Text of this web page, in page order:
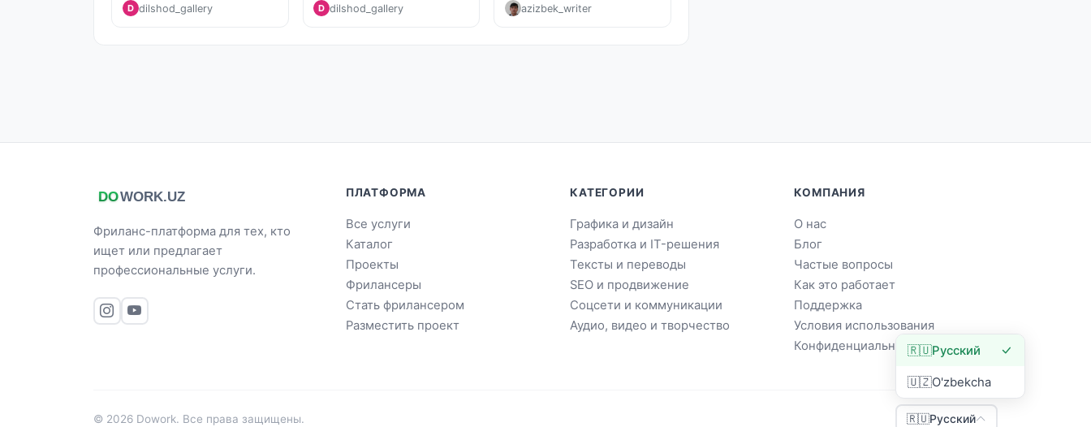
D dilshod_gallery D dilshod_gallery azizbek_writer
Фриланс-платформа для тех, кто
ищет или предлагает
профессиональные услуги.
ПЛАТФОРМА
Все услуги
Каталог
Проекты
Фрилансеры
Стать фрилансером
Разместить проект
КАТЕГОРИИ
Графика и дизайн
Разработка и IT-решения
Тексты и переводы
SEO и продвижение
Соцсети и коммуникации
Аудио, видео и творчество
КОМПАНИЯ
О нас
Блог
Частые вопросы
Как это работает
Поддержка
Условия использования
Конфиденциальность
© 2026 Dowork. Все права защищены. 🇷🇺Русский
🇷🇺Русский
🇺🇿O'zbekcha